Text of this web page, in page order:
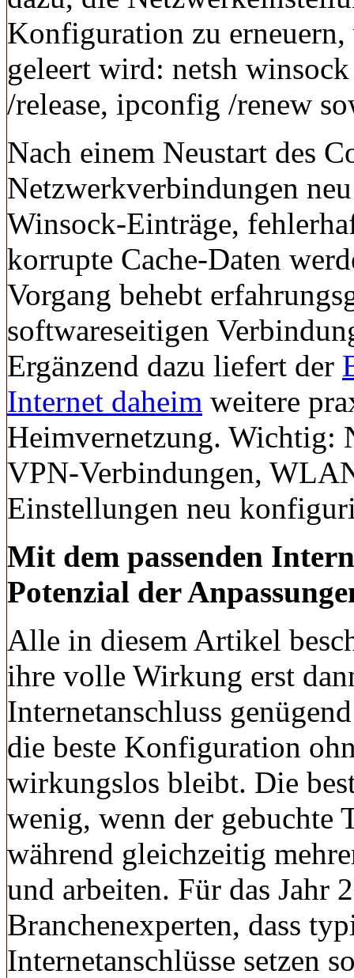
Konfiguration zu
geleert wird: netsh
/release, ipconfig /renew
Nach einem Neustart des
Netzwerkverbindungen
Winsock-Einträge,
korrupte Cache-Daten
Vorgang behebt
softwareseitigen
Ergänzend dazu liefert der
Internet daheim weitere
Heimvernetzung. Wichtig:
VPN-Verbindungen,
Einstellungen neu
Mit dem passenden
Potenzial der
Alle in diesem Artikel
ihre volle Wirkung erst
Internetanschluss
die beste Konfiguration
wirkungslos bleibt. Die
wenig, wenn der
während gleichzeitig
und arbeiten. Für das Jahr
Branchenexperten, dass
Internetanschlüsse setzen